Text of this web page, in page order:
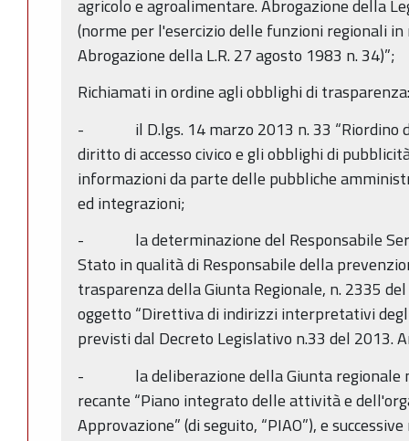
agricolo e agroalimentare. Abrogazione della
(norme per l'esercizio delle funzioni regionali
Abrogazione della L.R. 27 agosto 1983 n. 34)”;
Richiamati in ordine agli obblighi di trasparenza:
- il D.lgs. 14 marzo 2013 n. 33 “Riordino
diritto di accesso civico e gli obblighi di
informazioni da parte delle pubbliche
ed integrazioni;
- la determinazione del Responsabile
Stato in qualità di Responsabile della
trasparenza della Giunta Regionale, n. 2335
oggetto “Direttiva di indirizzi interpretativi
previsti dal Decreto Legislativo n.33 del 2013.
- la deliberazione della Giunta regionale n.
recante “Piano integrato delle attività e
Approvazione” (di seguito, “PIAO”), e